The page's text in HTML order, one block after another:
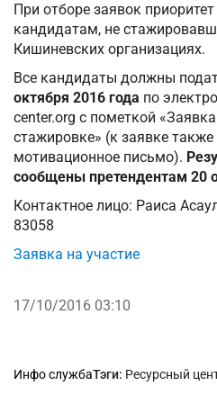
При отборе заявок
кандидатам, не
Кишиневских организациях.
Все кандидаты должны
октября 2016 года по
center.org с пометкой
стажировке» (к заявке
мотивационное письмо).
сообщены претендентам 20
Контактное лицо: Раиса
83058
Заявка на участие
17/10/2016 03:10
Рубрики
Инфо службаТэги: Ресурсный